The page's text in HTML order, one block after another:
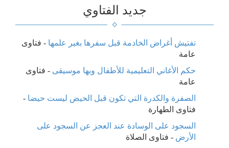
جديد الفتاوي
تفتيش أغراض الخادمة قبل سفرها بغير علمها - فتاوى
عامة
حكم الأغاني التعليمية للأطفال وبها موسيقى - فتاوى
عامة
الصفرة والكدرة التي تكون قبل الحيض ليست حيضا -
فتاوى الطهارة
السجود على الوسادة عند العجز عن السجود على
الأرض - فتاوى الصلاة